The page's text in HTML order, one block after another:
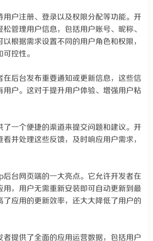
用户注册、登录以及权限分配等功能。开
管理用户信息，包括用户账号、昵称、
根据需求设置不同的用户角色和权限，
控性。
在后台发布重要通知或更新信息，这些信
用户。这对于提升用户体验、增强用户粘
了一个便捷的渠道来提交问题和建议。开
并处理这些反馈，及时响应用户需求，
台网页端的一大亮点。它允许开发者在
用，用户无需重新安装即可自动更新到最
了应用的更新效率，还大大降低了用户的
者提供了全面的应用运营数据，包括用户